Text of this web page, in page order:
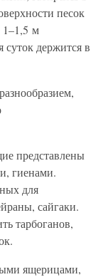
песок
1–1,5 м
суток держится в
представлены
гиенами.
для
сайгаки.
тарбоганов,
ящерицами,